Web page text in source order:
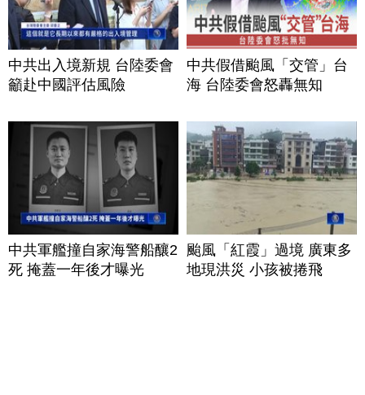
中共出入境新規 台陸委會
籲赴中國評估風險
中共假借颱風「交管」台
海 台陸委會怒轟無知
中共軍艦撞自家海警船釀2
死 掩蓋一年後才曝光
颱風「紅霞」過境 廣東多
地現洪災 小孩被捲飛